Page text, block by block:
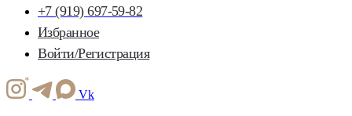
+7 (919) 697-59-82
Избранное
Войти/Регистрация
Vk